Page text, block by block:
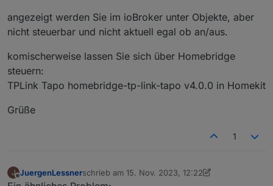
angezeigt werden Sie im ioBroker unter Objekte, aber
nicht steuerbar und nicht aktuell egal ob an/aus.
komischerweise lassen Sie sich über Homebridge
steuern:
TPLink Tapo homebridge-tp-link-tapo v4.0.0 in Homekit
Grüße
1
J
Offline
JuergenLessnerschrieb am 15. Nov. 2023, 12:22
zuletzt editiert von JuergenLessner